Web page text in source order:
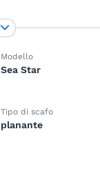
Modello
Sea Star
Tipo di scafo
planante